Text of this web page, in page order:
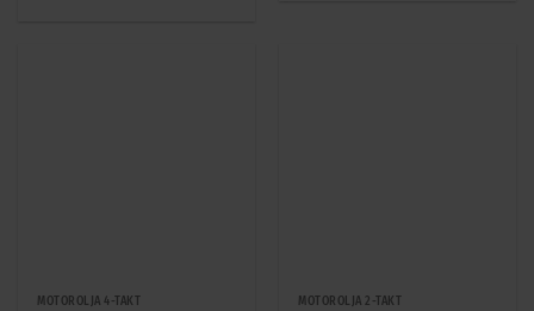
MOTOROLJA 4-TAKT MOTOROLJA 2-TAKT